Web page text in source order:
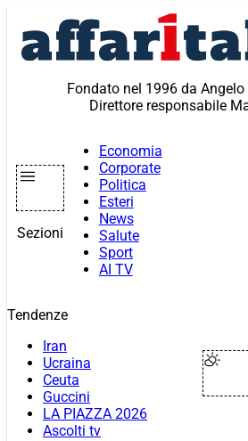
contenuto
Fondato nel 1996 da
Direttore responsabile
Sezioni
Economia
Corporate
Politica
Esteri
News
Salute
Sport
AI TV
Tendenze
Iran
Ucraina
Ceuta
Guccini
LA PIAZZA 2026
Ascolti tv